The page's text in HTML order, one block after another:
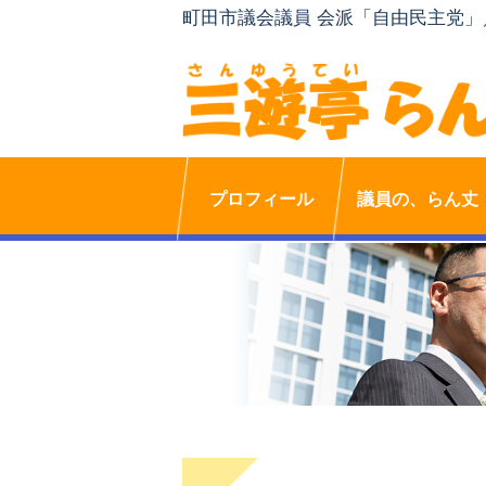
町田市議会議員 会派「自由民主党
プロフィール 議員の、らん丈